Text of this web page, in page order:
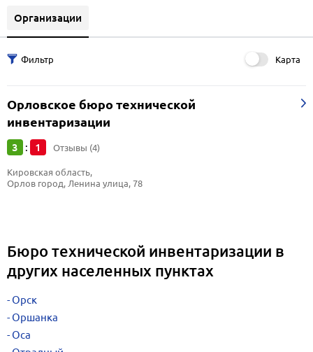
Организации
Карта
Орловское бюро технической
инвентаризации
3 : 1 Отзывы (4)
Кировская область,
Орлов город, Ленина улица, 78
Бюро технической инвентаризации в
других населенных пунктах
Орск
Оршанка
Оса